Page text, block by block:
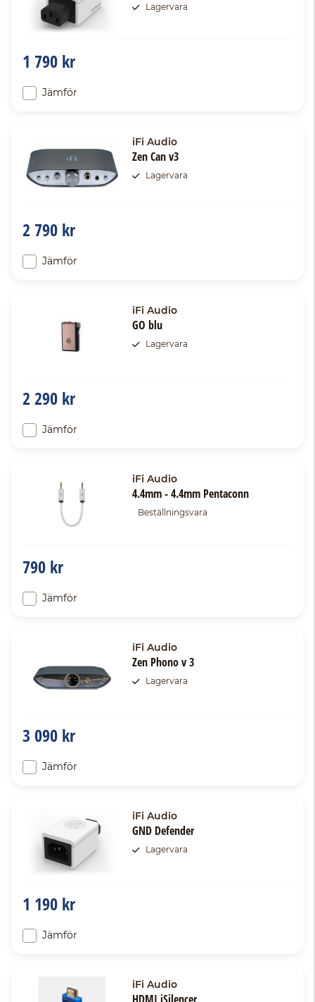
Lagervara
1 790 kr
Jämför
iFi Audio
Zen Can v3
Lagervara
2 790 kr
Jämför
iFi Audio
GO blu
Lagervara
2 290 kr
Jämför
iFi Audio
4.4mm - 4.4mm Pentaconn
Beställningsvara
790 kr
Jämför
iFi Audio
Zen Phono v 3
Lagervara
3 090 kr
Jämför
iFi Audio
GND Defender
Lagervara
1 190 kr
Jämför
iFi Audio